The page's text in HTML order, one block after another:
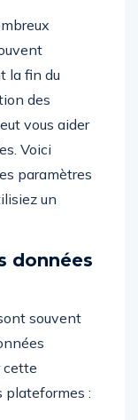
la fin du
des
vous aider
Voici
paramètres
un
données
souvent
cette
plateformes :